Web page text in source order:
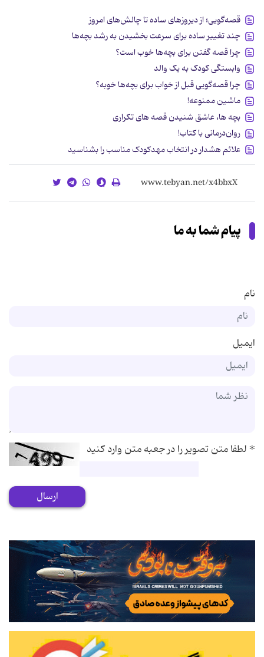
قصه‌گویی؛ از دیروزهای ساده تا چالش‌های امروز
چند تغییر ساده برای سرعت بخشیدن به رشد بچه‌ها
چرا قصه گفتن برای بچه‌ها خوب است؟
وابستگی کودک به یک والد
چرا قصه‌گویی قبل از خواب برای بچه‌ها خوبه؟
ماشین ممنوعه!
بچه ها، عاشق شنیدن قصه های تکراری
روان‌درمانی با کتاب!
علائم هشدار در انتخاب مهدکودک مناسب را بشناسید
پیام شما به ما
نام
ایمیل
*لطفا متن تصویر را در جعبه متن وارد کنید
ارسال